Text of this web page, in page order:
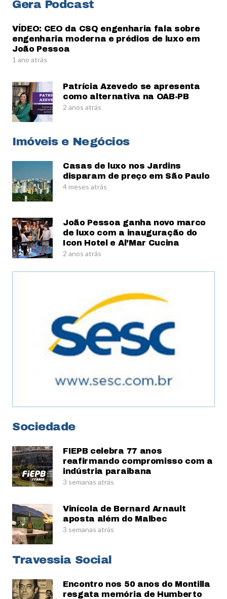
Gera Podcast
VÍDEO: CEO da CSQ engenharia fala sobre
engenharia moderna e prédios de luxo em
João Pessoa
1 ano atrás
Patrícia Azevedo se apresenta
como alternativa na OAB-PB
2 anos atrás
Imóveis e Negócios
Casas de luxo nos Jardins
disparam de preço em São Paulo
4 meses atrás
João Pessoa ganha novo marco
de luxo com a inauguração do
Icon Hotel e Al’Mar Cucina
2 anos atrás
Sociedade
FIEPB celebra 77 anos
reafirmando compromisso com a
indústria paraibana
3 semanas atrás
Vinícola de Bernard Arnault
aposta além do Malbec
3 semanas atrás
Travessia Social
Encontro nos 50 anos do Montilla
resgata memória de Humberto